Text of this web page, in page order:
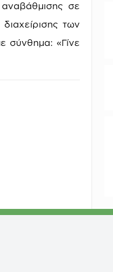
αναβάθμισης σε
των
σύνθημα: «Γίνε